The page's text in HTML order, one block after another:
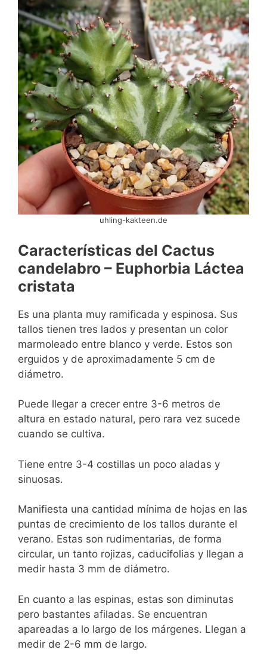
uhling-kakteen.de
Características del Cactus
candelabro – Euphorbia Láctea
cristata
Es una planta muy ramificada y espinosa. Sus
tallos tienen tres lados y presentan un color
marmoleado entre blanco y verde. Estos son
erguidos y de aproximadamente 5 cm de
diámetro.
Puede llegar a crecer entre 3-6 metros de
altura en estado natural, pero rara vez sucede
cuando se cultiva.
Tiene entre 3-4 costillas un poco aladas y
sinuosas.
Manifiesta una cantidad mínima de hojas en las
puntas de crecimiento de los tallos durante el
verano. Estas son rudimentarias, de forma
circular, un tanto rojizas, caducifolias y llegan a
medir hasta 3 mm de diámetro.
En cuanto a las espinas, estas son diminutas
pero bastantes afiladas. Se encuentran
apareadas a lo largo de los márgenes. Llegan a
medir de 2-6 mm de largo.